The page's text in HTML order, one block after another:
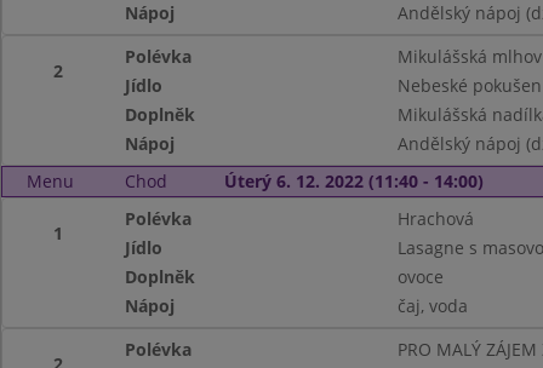
Nápoj
Andělský nápoj
2
Polévka
Mikulášská
Jídlo
Nebeské
Doplněk
Mikulášská
Nápoj
Andělský nápoj
Menu
Chod Úterý 6. 12. 2022 (11:40 - 14:00)
1
Polévka
Hrachová
Jídlo
Lasagne s
Doplněk
ovoce
Nápoj
čaj, voda
Polévka
PRO MALÝ